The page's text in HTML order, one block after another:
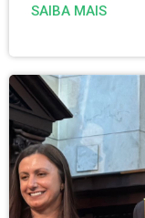
SAIBA MAIS